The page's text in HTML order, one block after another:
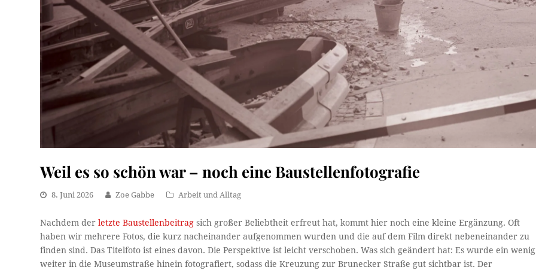
Weil es so schön war – noch eine Baustellenfotografie
8. Juni 2026 Zoe Gabbe Arbeit und Alltag
Nachdem derletzte Baustellenbeitrag sich großer Beliebtheit erfreut hat, kommt hier noch eine kleine Ergänzung. Oft
haben wir mehrere Fotos, die kurz nacheinander aufgenommen wurden und die auf dem Film direkt nebeneinander zu
finden sind. Das Titelfoto ist eines davon. Die Perspektive ist leicht verschoben. Was sich geändert hat: Es wurde ein wenig
weiter in die Museumstraße hinein fotografiert, sodass die Kreuzung zur Brunecker Straße gut sichtbar ist. Der